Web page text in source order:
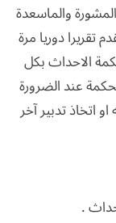
والماسعدة
تقريرا دوريا مرة
الاحداث بكل
عند الضرورة
اتخاذ تدبير آخر
.